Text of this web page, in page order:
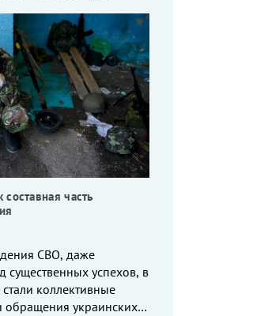
часть
СВО, даже
существенных успехов, в
коллективные
украинских